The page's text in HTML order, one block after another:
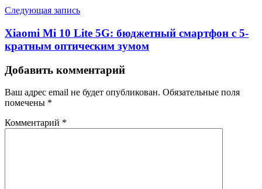
Следующая запись
Xiaomi Mi 10 Lite 5G: бюджетный смартфон с 5-
кратным оптическим зумом
Добавить комментарий
Ваш адрес email не будет опубликован. Обязательные поля
помечены *
Комментарий *